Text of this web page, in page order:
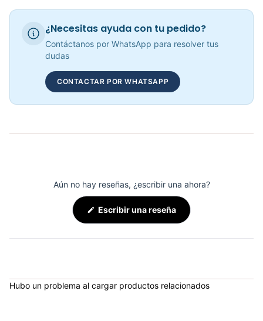
COP 1,971,568.00
¿Necesitas ayuda con tu pedido?
Contáctanos por WhatsApp para resolver tus
dudas
CONTACTAR POR WHATSAPP
Aún no hay reseñas, ¿escribir una ahora?
Escribir una reseña(Se
abre
en
nueva
Hubo un problema al cargar productos relacionados